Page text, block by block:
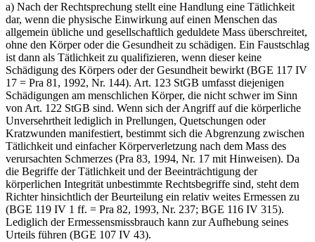
a) Nach der Rechtsprechung stellt eine Handlung eine Tätlichkeit
dar, wenn die physische Einwirkung auf einen Menschen das
allgemein übliche und gesellschaftlich geduldete Mass überschreitet,
ohne den Körper oder die Gesundheit zu schädigen. Ein Faustschlag
ist dann als Tätlichkeit zu qualifizieren, wenn dieser keine
Schädigung des Körpers oder der Gesundheit bewirkt (BGE 117 IV
17 = Pra 81, 1992, Nr. 144). Art. 123 StGB umfasst diejenigen
Schädigungen am menschlichen Körper, die nicht schwer im Sinn
von Art. 122 StGB sind. Wenn sich der Angriff auf die körperliche
Unversehrtheit lediglich in Prellungen, Quetschungen oder
Kratzwunden manifestiert, bestimmt sich die Abgrenzung zwischen
Tätlichkeit und einfacher Körperverletzung nach dem Mass des
verursachten Schmerzes (Pra 83, 1994, Nr. 17 mit Hinweisen). Da
die Begriffe der Tätlichkeit und der Beeinträchtigung der
körperlichen Integrität unbestimmte Rechtsbegriffe sind, steht dem
Richter hinsichtlich der Beurteilung ein relativ weites Ermessen zu
(BGE 119 IV 1 ff. = Pra 82, 1993, Nr. 237; BGE 116 IV 315).
Lediglich der Ermessensmissbrauch kann zur Aufhebung seines
Urteils führen (BGE 107 IV 43).